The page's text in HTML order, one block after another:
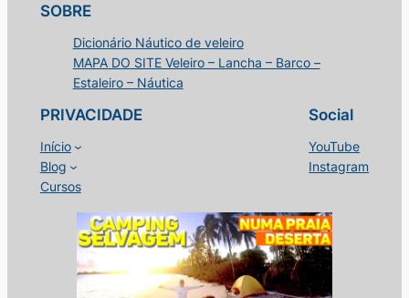
SOBRE
Dicionário Náutico de veleiro
MAPA DO SITE Veleiro – Lancha – Barco –
Estaleiro – Náutica
PRIVACIDADE
Início
Blog
Cursos
Social
YouTube
Instagram